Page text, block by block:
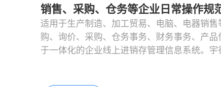
销售、采购、仓务等企业日常操作规
适用于生产制造、加工贸易、电脑、电器销
购、询价、采购、仓务事务、财务事务、产
于一体化的企业线上进销存管理信息系统。